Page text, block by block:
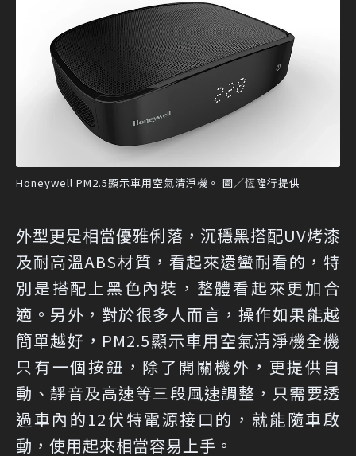
Honeywell PM2.5顯示車用空氣清淨機。 圖／恆隆行提供
外型更是相當優雅俐落，沉穩黑搭配UV烤漆
及耐高溫ABS材質，看起來還蠻耐看的，特
別是搭配上黑色內裝，整體看起來更加合
適。另外，對於很多人而言，操作如果能越
簡單越好，PM2.5顯示車用空氣清淨機全機
只有一個按鈕，除了開關機外，更提供自
動、靜音及高速等三段風速調整，只需要透
過車內的12伏特電源接口的，就能隨車啟
動，使用起來相當容易上手。